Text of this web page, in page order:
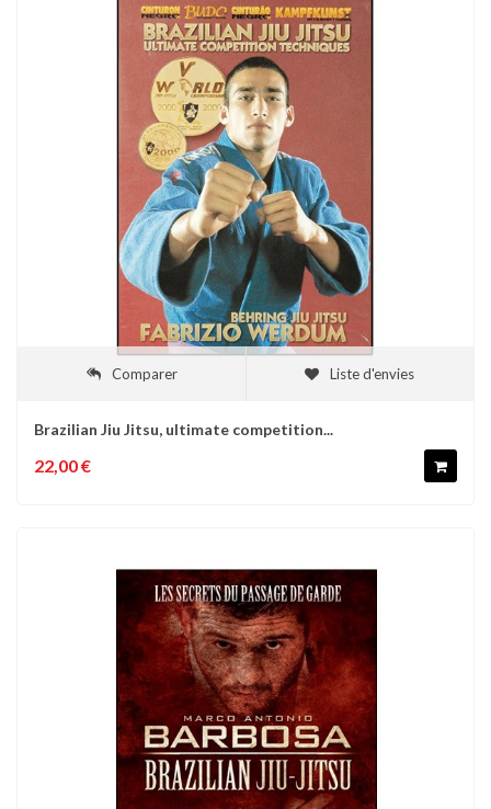
Comparer Liste d'envies
Brazilian Jiu Jitsu, ultimate competition...
22,00 €